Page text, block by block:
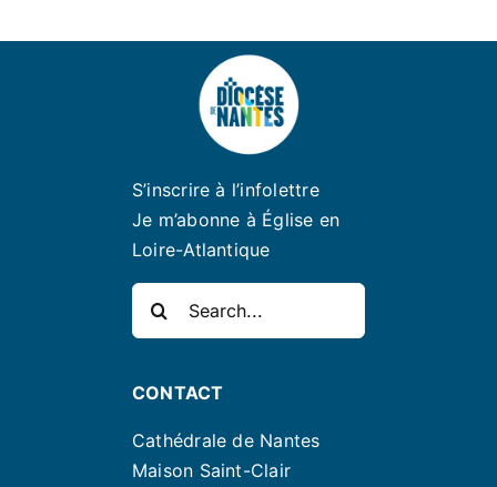
S’inscrire à l’infolettre
Je m’abonne à Église en
Loire-Atlantique
CONTACT
Cathédrale de Nantes
Maison Saint-Clair